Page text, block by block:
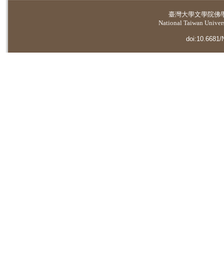
臺灣大學文學院佛
National Taiwan
doi:10.6681/